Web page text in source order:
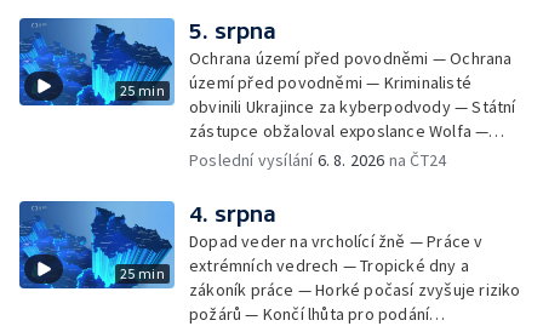
Kempování v horkém počasí — Výběr ze
sociálních sítí Události Ostrava — Zkoumání
horka na zastávkách MHD — Promítání filmu
Odyssea z 35 mm pásu
25 min
5. srpna
Ochrana území před povodněmi — Ochrana
území před povodněmi — Kriminalisté
obvinili Ukrajince za kyberpodvody — Státní
zástupce obžaloval exposlance Wolfa —
Péče o hospodářská zvířata ve vedrech —
depozitu Vlastivědného muzea Olomouc —
Zakládání nových dětských skupin — Výběr
ze sociálních sítí Události Ostrava — Tresty
pro fotbalisty za korupci — Po stopách
Gebharda Blüchera
Poslední vysílání6. 8. 2026 na ČT24
25 min
4. srpna
Dopad veder na vrcholící žně — Práce v
extrémních vedrech — Tropické dny a
zákoník práce — Horké počasí zvyšuje riziko
požárů — Končí lhůta pro podání